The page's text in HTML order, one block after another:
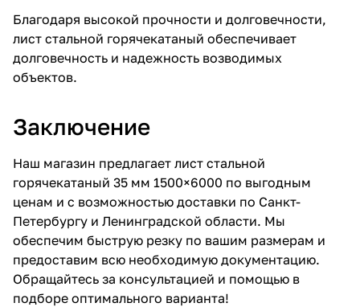
Благодаря высокой прочности и долговечности,
лист стальной горячекатаный обеспечивает
долговечность и надежность возводимых
объектов.
Заключение
Наш магазин предлагает лист стальной
горячекатаный 35 мм 1500×6000 по выгодным
ценам и с возможностью доставки по Санкт-
Петербургу и Ленинградской области. Мы
обеспечим быструю резку по вашим размерам и
предоставим всю необходимую документацию.
Обращайтесь за консультацией и помощью в
подборе оптимального варианта!